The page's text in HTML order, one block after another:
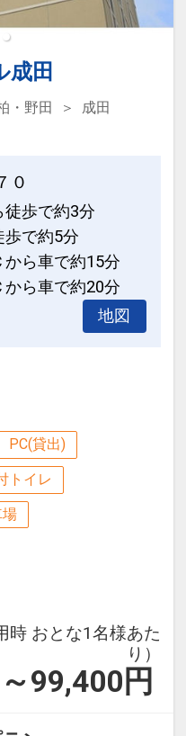
成田
・野田
成田
０
歩で約3分
歩で約5分
ら車で約15分
ら車で約20分
地図
PC(貸出)
トイレ
時 おとな1名様あた
り）
99,400 円